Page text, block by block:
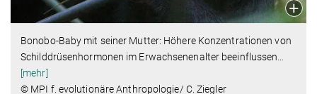
Bonobo-Baby mit seiner Mutter: Höhere Konzentrationen von
Schilddrüsenhormonen im Erwachsenenalter beeinflussen
[mehr]
© MPI f. evolutionäre Anthropologie/ C. Ziegler